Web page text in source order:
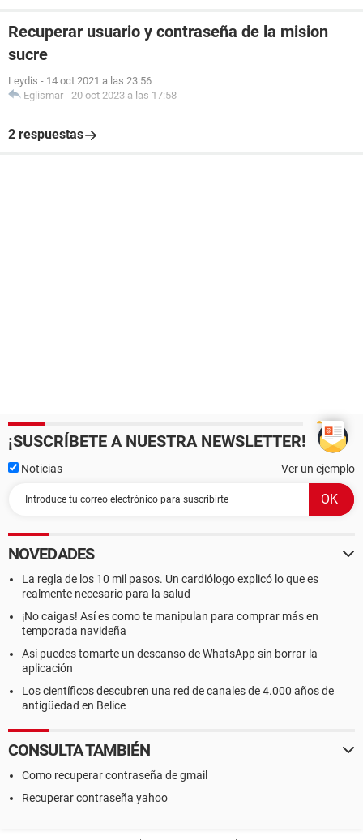
Recuperar usuario y contraseña de la mision
sucre
Leydis - 14 oct 2021 a las 23:56
Eglismar - 20 oct 2023 a las 17:58
2 respuestas
¡SUSCRÍBETE A NUESTRA NEWSLETTER!
Noticias Ver un ejemplo
NOVEDADES
La regla de los 10 mil pasos. Un cardiólogo explicó lo que es
realmente necesario para la salud
¡No caigas! Así es como te manipulan para comprar más en
temporada navideña
Así puedes tomarte un descanso de WhatsApp sin borrar la
aplicación
Los científicos descubren una red de canales de 4.000 años de
antigüedad en Belice
CONSULTA TAMBIÉN
Como recuperar contraseña de gmail
Recuperar contraseña yahoo